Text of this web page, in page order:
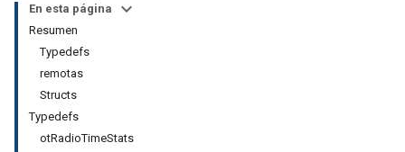
En esta página
Resumen
Typedefs
remotas
Structs
Typedefs
otRadioTimeStats